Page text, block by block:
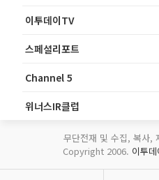
이투데이TV
스페셜리포트
Channel 5
위너스IR클럽
무단전재 및 수집, 복사,
Copyright 2006. 이투데